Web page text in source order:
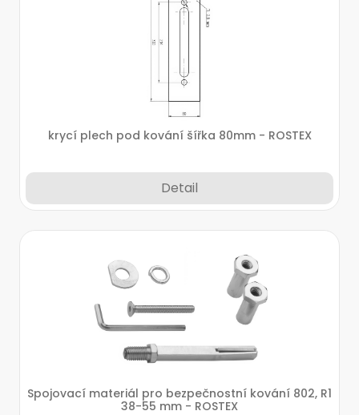
krycí plech pod kování šířka 80mm - ROSTEX
Detail
Spojovací materiál pro bezpečnostní kování 802, R1
38-55 mm - ROSTEX